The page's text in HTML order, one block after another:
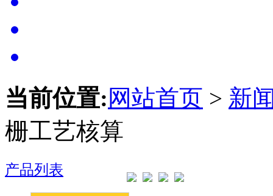
当前位置: 网站首页 > 新
栅工艺核算
产品列表